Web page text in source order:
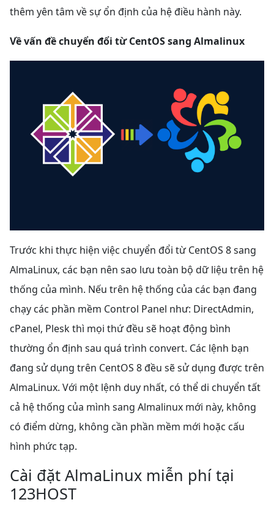
thêm yên tâm về sự ổn định của hệ điều hành này.
Về vấn đề chuyển đổi từ CentOS sang Almalinux
Trước khi thực hiện việc chuyển đổi từCentOS 8 sang
AlmaLinux, các bạn nên sao lưu toàn bộ dữ liệu trên hệ
thống của mình. Nếu trên hệ thống của các bạn đang
chạy các phần mềm Control Panel như: DirectAdmin,
cPanel, Plesk thì mọi thứ đều sẽ hoạt động bình
thường ổn định sau quá trình convert. Các lệnh bạn
đang sử dụng trên CentOS 8 đều sẽ sử dụng được trên
AlmaLinux. Với một lệnh duy nhất, có thể di chuyển tất
cả hệ thống của mình sang Almalinux mới này, không
có điểm dừng, không cần phần mềm mới hoặc cấu
hình phức tạp.
Cài đặt AlmaLinux miễn phí tại
123HOST